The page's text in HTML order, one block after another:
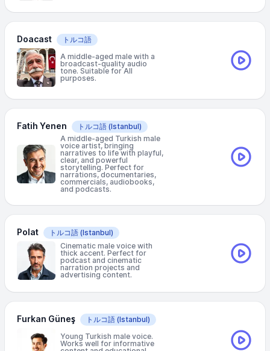
Doacast
トルコ語
A middle-aged male with a
broadcast-quality audio
tone. Suitable for All
purposes.
Fatih Yenen トルコ語 (Istanbul)
A middle-aged Turkish male
voice artist, bringing
narratives to life with playful,
clear, and powerful
storytelling. Perfect for
narrations, documentaries,
commercials, audiobooks,
and podcasts.
Polat トルコ語 (Istanbul)
Cinematic male voice with
thick accent. Perfect for
podcast and cinematic
narration projects and
advertising content.
Furkan Güneş トルコ語 (Istanbul)
Young Turkish male voice.
Works well for informative